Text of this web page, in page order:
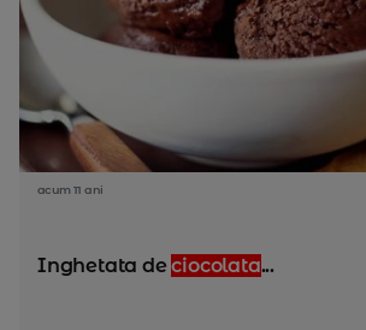
acum 11 ani
Inghetata deciocolata...